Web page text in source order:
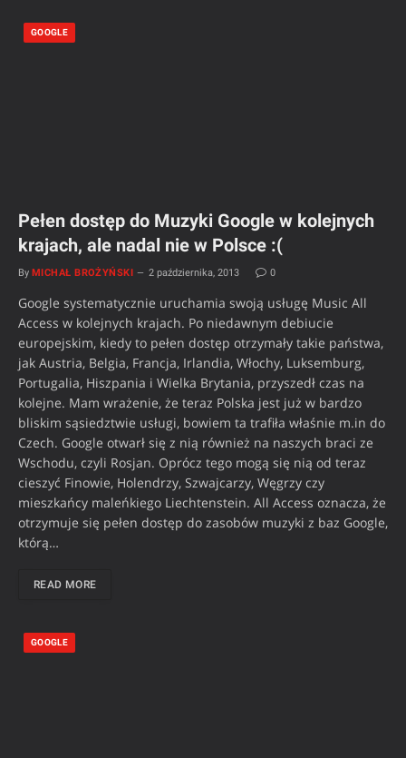
GOOGLE
Pełen dostęp do Muzyki Google w kolejnych
krajach, ale nadal nie w Polsce :(
By MICHAŁ BROŻYŃSKI 2 października, 2013 0
Google systematycznie uruchamia swoją usługę Music All
Access w kolejnych krajach. Po niedawnym debiucie
europejskim, kiedy to pełen dostęp otrzymały takie państwa,
jak Austria, Belgia, Francja, Irlandia, Włochy, Luksemburg,
Portugalia, Hiszpania i Wielka Brytania, przyszedł czas na
kolejne. Mam wrażenie, że teraz Polska jest już w bardzo
bliskim sąsiedztwie usługi, bowiem ta trafiła właśnie m.in do
Czech. Google otwarł się z nią również na naszych braci ze
Wschodu, czyli Rosjan. Oprócz tego mogą się nią od teraz
cieszyć Finowie, Holendrzy, Szwajcarzy, Węgrzy czy
mieszkańcy maleńkiego Liechtenstein. All Access oznacza, że
otrzymuje się pełen dostęp do zasobów muzyki z baz Google,
którą…
READ MORE
GOOGLE